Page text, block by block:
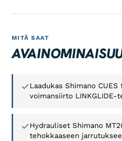
MITÄ SAAT
Laadukas Shimano
voimansiirto LINKGLIDE-
Hydrauliset Shimano
tehokkaaseen